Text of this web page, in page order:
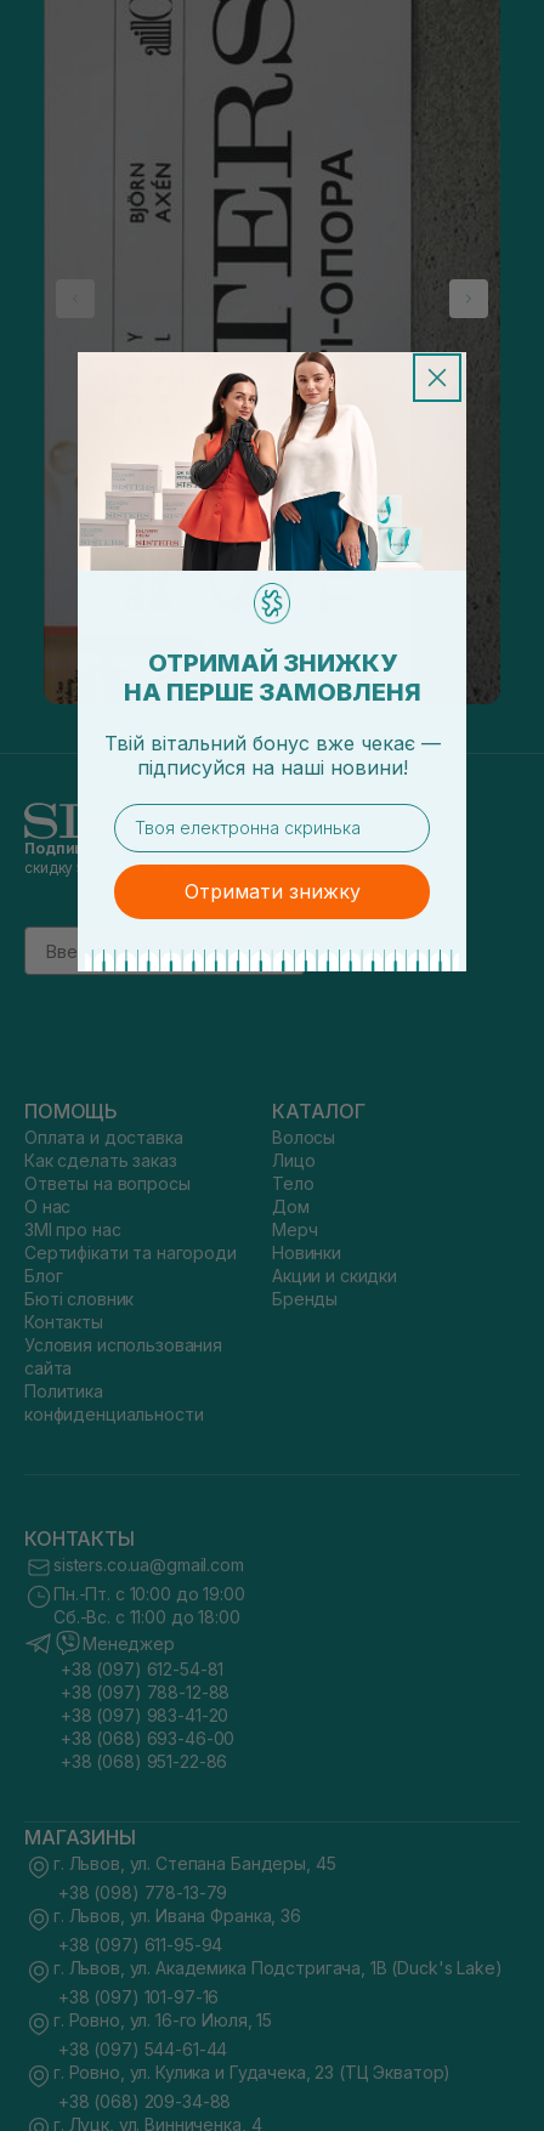
Подпишись на наши новостии получай
скидку 5% на первый заказ
Email
підписатись
ПОМОЩЬ
Оплата и доставка
Как сделать заказ
Ответы на вопросы
О нас
ЗМІ про нас
Сертифікати та нагороди
Блог
Бюті словник
Контакты
Условия использования
сайта
Политика
конфиденциальности
КАТАЛОГ
Волосы
Лицо
Тело
Дом
Мерч
Новинки
Акции и скидки
Бренды
КОНТАКТЫ
sisters.co.ua@gmail.com
Пн.-Пт. с 10:00 до 19:00
Сб.-Вс. с 11:00 до 18:00
Менеджер
+38 (097) 612-54-81
+38 (097) 788-12-88
+38 (097) 983-41-20
+38 (068) 693-46-00
+38 (068) 951-22-86
МАГАЗИНЫ
г. Львов, ул. Степана Бандеры, 45
+38 (098) 778-13-79
г. Львов, ул. Ивана Франка, 36
+38 (097) 611-95-94
г. Львов, ул. Академика Подстригача, 1В (Duck's Lake)
+38 (097) 101-97-16
г. Ровно, ул. 16-го Июля, 15
+38 (097) 544-61-44
г. Ровно, ул. Кулика и Гудачека, 23 (ТЦ Экватор)
+38 (068) 209-34-88
г. Луцк, ул. Винниченка, 4
ОТРИМАЙ ЗНИЖКУ
НА ПЕРШЕ ЗАМОВЛЕНЯ
Твій вітальний бонус вже чекає —
підписуйся на наші новини!
email
Отримати знижку